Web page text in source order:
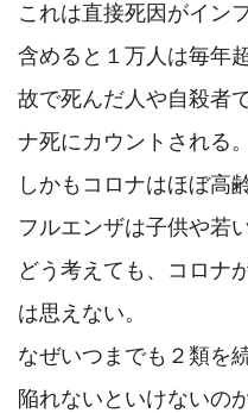
これは直接死因がイン
含めると１万人は毎年
故で死んだ人や自殺者
ナ死にカウントされる。
しかもコロナはほぼ高
フルエンザは子供や若
どう考えても、コロナ
は思えない。
なぜいつまでも２類を
陥れないといけないの